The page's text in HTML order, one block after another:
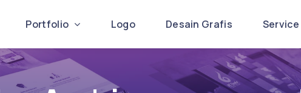
Portfolio Logo Desain Grafis